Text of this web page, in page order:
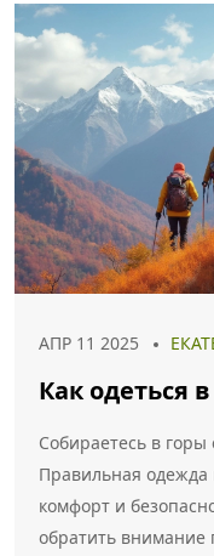
АПР 11 2025
Как одеться
Собираетесь в
Правильная одежда
комфорт и
обратить внимание